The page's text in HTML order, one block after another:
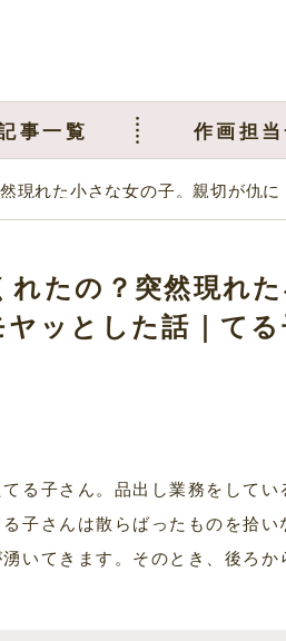
事一覧 作画担
現れた小さな女の子。親切が仇
れたの？突然現れた
ッとした話｜てる
る子さん。品出し業務をしてい
子さんは散らばったものを拾い
いてきます。そのとき、後ろか